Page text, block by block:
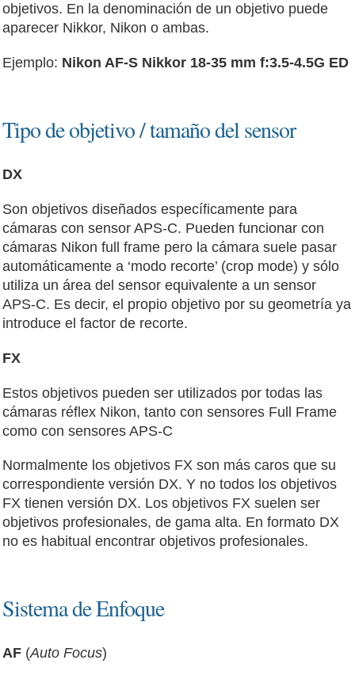
objetivos. En la denominación de un objetivo puede
aparecer Nikkor, Nikon o ambas.
Ejemplo: Nikon AF-S Nikkor 18-35 mm f:3.5-4.5G ED
Tipo de objetivo / tamaño del sensor
DX
Son objetivos diseñados específicamente para
cámaras con sensor APS-C. Pueden funcionar con
cámaras Nikon full frame pero la cámara suele pasar
automáticamente a ‘modo recorte’ (crop mode) y sólo
utiliza un área del sensor equivalente a un sensor
APS-C. Es decir, el propio objetivo por su geometría ya
introduce el factor de recorte.
FX
Estos objetivos pueden ser utilizados por todas las
cámaras réflex Nikon, tanto con sensores Full Frame
como con sensores APS-C
Normalmente los objetivos FX son más caros que su
correspondiente versión DX. Y no todos los objetivos
FX tienen versión DX. Los objetivos FX suelen ser
objetivos profesionales, de gama alta. En formato DX
no es habitual encontrar objetivos profesionales.
Sistema de Enfoque
AF (Auto Focus)